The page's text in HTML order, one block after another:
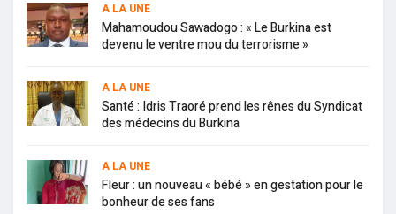
A LA UNE
Mahamoudou Sawadogo : « Le Burkina est
devenu le ventre mou du terrorisme »
A LA UNE
Santé : Idris Traoré prend les rênes du Syndicat
des médecins du Burkina
A LA UNE
Fleur : un nouveau « bébé » en gestation pour le
bonheur de ses fans